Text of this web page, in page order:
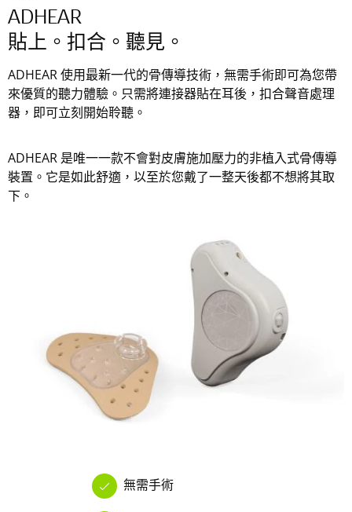
ADHEAR
貼上。扣合。聽見。
ADHEAR 使用最新一代的骨傳導技術，無需手術即可為您帶
來優質的聽力體驗。只需將連接器貼在耳後，扣合聲音處理
器，即可立刻開始聆聽。
ADHEAR 是唯一一款不會對皮膚施加壓力的非植入式骨傳導
裝置。它是如此舒適，以至於您戴了一整天後都不想將其取
下。
無需手術